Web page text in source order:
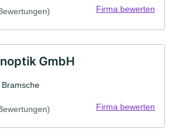
Firma bewerten
GmbH
Firma bewerten